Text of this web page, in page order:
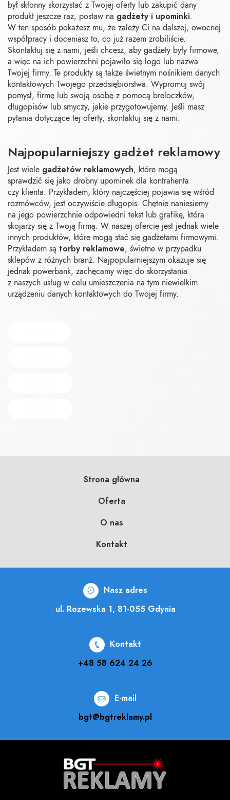
był skłonny skorzystać z Twojej oferty lub zakupić dany
produkt jeszcze raz, postaw na gadżety i upominki.
W ten sposób pokażesz mu, że zależy Ci na dalszej, owocnej
współpracy i doceniasz to, co już razem zrobiliście.
Skontaktuj się z nami, jeśli chcesz, aby gadżety były firmowe,
a więc na ich powierzchni pojawiło się logo lub nazwa
Twojej firmy. Te produkty są także świetnym nośnikiem danych
kontaktowych Twojego przedsiębiorstwa. Wypromuj swój
pomysł, firmę lub swoją osobę z pomocą breloczków,
długopisów lub smyczy, jakie przygotowujemy. Jeśli masz
pytania dotyczące tej oferty, skontaktuj się z nami.
Najpopularniejszy gadżet reklamowy
Jest wiele gadżetów reklamowych, które mogą
sprawdzić się jako drobny upominek dla kontrahenta
czy klienta. Przykładem, który najczęściej pojawia się wśród
rozmówców, jest oczywiście długopis. Chętnie naniesiemy
na jego powierzchnie odpowiedni tekst lub grafikę, która
skojarzy się z Twoją firmą. W naszej ofercie jest jednak wiele
innych produktów, które mogą stać się gadżetami firmowymi.
Przykładem są torby reklamowe, świetne w przypadku
sklepów z różnych branż. Najpopularniejszym okazuje się
jednak powerbank, zachęcamy więc do skorzystania
z naszych usług w celu umieszczenia na tym niewielkim
urządzeniu danych kontaktowych do Twojej firmy.
Strona główna
Oferta
O nas
Kontakt
Nasz adres
ul. Rozewska 1, 81-055 Gdynia
Kontakt
+48 58 624 24 26
E-mail
bgt@bgtreklamy.pl